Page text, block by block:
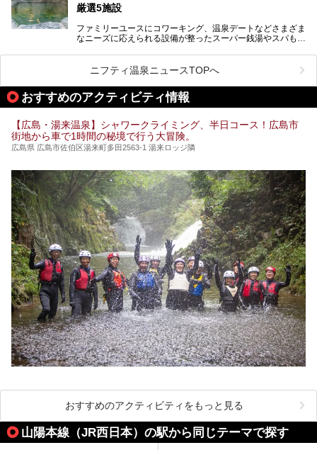
厳選5施設
ファミリーユースにコワーキング、温泉デートなどさまざま
なニーズに応えられる設備が整ったスーパー銭湯やスパも、
いった個性が魅力の温泉も、どちらも充実している広島県。
今回は、そんな広島県にある温浴施設のなかから、筆者が
「一度訪ねてみたい」と気になっている魅力的な施設を5件
ピックアップして紹介します。
※2021/07/30時点の情報です。
ニフティ温泉ニュースTOPへ
おすすめのアクティビティ情報
【広島・湯来温泉】シャワークライミング、半日コース！広島市
街地から車で1時間の秘境で行う大冒険。
広島県 広島市佐伯区湯来町多田2563-1 湯来ロッジ隣
おすすめのアクティビティをもっと見る
山陽本線（JR西日本）の駅から同じテーマで探す